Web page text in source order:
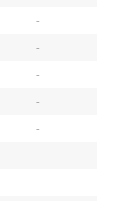
-
-
-
-
-
-
-